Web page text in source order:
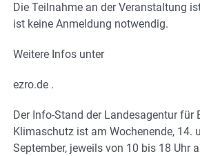
Die Teilnahme an der Veranstaltung
ist keine Anmeldung notwendig.
Weitere Infos unter
ezro.de .
Der Info-Stand der Landesagentur für
Klimaschutz ist am Wochenende, 14.
September, jeweils von 10 bis 18 Uhr